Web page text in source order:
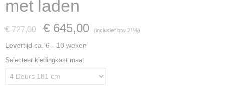
met laden
€ 727,00 € 645,00 (inclusief btw 21%)
Levertijd ca. 6 - 10 weken
Selecteer kledingkast maat